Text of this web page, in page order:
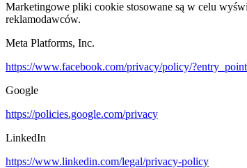
Marketingowe pliki cookie stosowane są w celu
reklamodawców.
Meta Platforms, Inc.
https://www.facebook.com/privacy/policy/
Google
https://policies.google.com/privacy
LinkedIn
https://www.linkedin.com/legal/privacy-policy